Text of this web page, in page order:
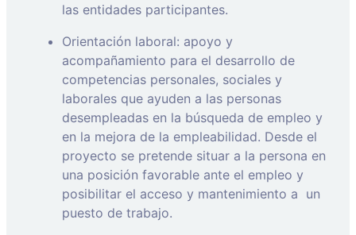
las entidades participantes.
Orientación laboral: apoyo y
acompañamiento para el desarrollo de
competencias personales, sociales y
laborales que ayuden a las personas
desempleadas en la búsqueda de empleo y
en la mejora de la empleabilidad. Desde el
proyecto se pretende situar a la persona en
una posición favorable ante el empleo y
posibilitar el acceso y mantenimiento a un
puesto de trabajo.